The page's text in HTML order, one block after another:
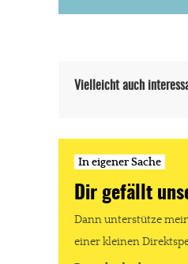
In eigener Sache
meinesuedstadt.de finanziert
kannst Du uns mit einer kleinen
Paypal -
Vielleicht auch
In eigener Sache
Dir gefällt
Dann unterstütze
einer kleinen